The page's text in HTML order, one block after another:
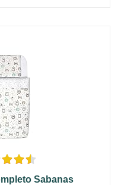
Sabanas